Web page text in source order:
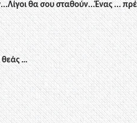
θα σου σταθούν...Ένας ...
θεάς …